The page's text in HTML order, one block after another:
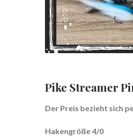
Pike Streamer
Der Preis bezieht sich
Hakengröße 4/0